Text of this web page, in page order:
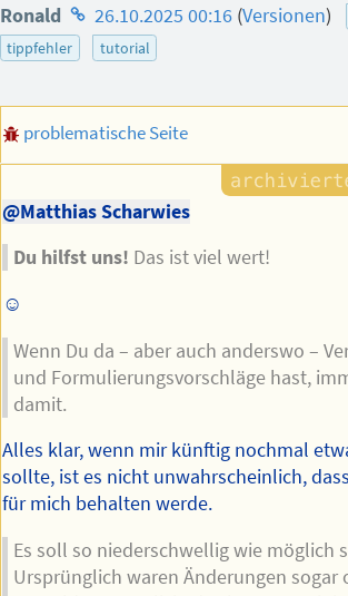
Ronald Homepage
des
26.10.2025 00:16 (Versionen)
tippfehler tutorial
problematische Seite
@Matthias Scharwies
Du hilfst uns! Das ist viel wert!
☺️
Wenn Du da – aber auch anderswo –
und Formulierungsvorschläge hast,
damit.
Alles klar, wenn mir künftig nochmal
sollte, ist es nicht unwahrscheinlich,
für mich behalten werde.
Es soll so niederschwellig wie möglich
Ursprünglich waren Änderungen sogar